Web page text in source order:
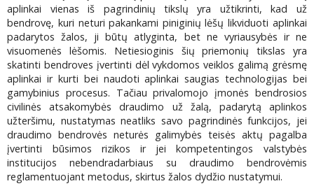
aplinkai vienas iš pagrindinių tikslų yra užtikrinti, kad už
bendrovę, kuri neturi pakankami piniginių lėšų likviduoti aplinkai
padarytos žalos, ji būtų atlyginta, bet ne vyriausybės ir ne
visuomenės lėšomis. Netiesioginis šių priemonių tikslas yra
skatinti bendroves įvertinti dėl vykdomos veiklos galimą grėsmę
aplinkai ir kurti bei naudoti aplinkai saugias technologijas bei
gamybinius procesus. Tačiau privalomojo įmonės bendrosios
civilinės atsakomybės draudimo už žalą, padarytą aplinkos
užteršimu, nustatymas neatliks savo pagrindinės funkcijos, jei
draudimo bendrovės neturės galimybės teisės aktų pagalba
įvertinti būsimos rizikos ir jei kompetentingos valstybės
institucijos nebendradarbiaus su draudimo bendrovėmis
reglamentuojant metodus, skirtus žalos dydžio nustatymui.